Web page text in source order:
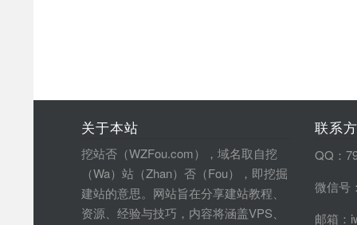
关于本站
挖站否（WZFou.com），域名取自挖
（Wa）站（Zhan）否（Fou），即挖掘
建站的意思。网站旨在分享建站教程、
资源、经验与技巧，内容将涵盖VPS、
联系
QQ：
微信号
邮箱：